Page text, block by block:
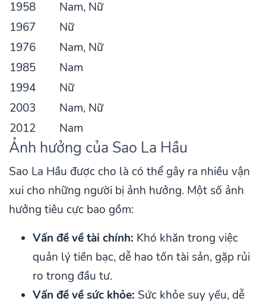
1958
Nam, Nữ
1967
Nữ
1976
Nam, Nữ
1985
Nam
1994
Nữ
2003
Nam, Nữ
2012
Nam
Ảnh hưởng của Sao La Hầu
Sao La Hầu được cho là có thể gây ra nhiều vận
xui cho những người bị ảnh hưởng. Một số ảnh
hưởng tiêu cực bao gồm:
Vấn đề về tài chính: Khó khăn trong việc
quản lý tiền bạc, dễ hao tốn tài sản, gặp rủi
ro trong đầu tư.
Vấn đề về sức khỏe: Sức khỏe suy yếu, dễ